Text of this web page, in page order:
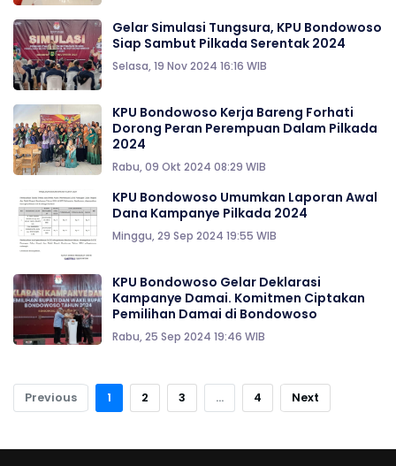
Gelar Simulasi Tungsura, KPU Bondowoso
Siap Sambut Pilkada Serentak 2024
Selasa, 19 Nov 2024 16:16 WIB
KPU Bondowoso Kerja Bareng Forhati
Dorong Peran Perempuan Dalam Pilkada
2024
Rabu, 09 Okt 2024 08:29 WIB
KPU Bondowoso Umumkan Laporan Awal
Dana Kampanye Pilkada 2024
Minggu, 29 Sep 2024 19:55 WIB
KPU Bondowoso Gelar Deklarasi
Kampanye Damai. Komitmen Ciptakan
Pemilihan Damai di Bondowoso
Rabu, 25 Sep 2024 19:46 WIB
Previous 1 2 3 ... 4 Next